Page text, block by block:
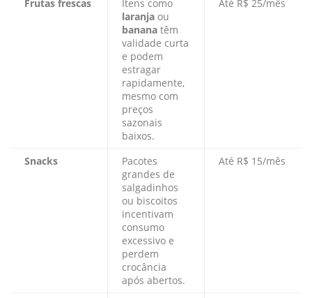
Frutas frescas
Itens como
laranja ou
banana têm
validade curta
e podem
estragar
rapidamente,
mesmo com
preços
sazonais
baixos.
Até R$ 25/mês
Snacks
Pacotes
grandes de
salgadinhos
ou biscoitos
incentivam
consumo
excessivo e
perdem
crocância
após abertos.
Até R$ 15/mês